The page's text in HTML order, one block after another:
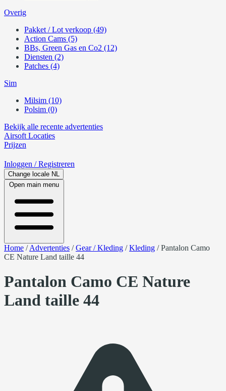
Overig
Pakket / Lot verkoop (49)
Action Cams (5)
BBs, Green Gas en Co2 (12)
Diensten (2)
Patches (4)
Sim
Milsim (10)
Polsim (0)
Bekijk alle recente advertenties
Airsoft Locaties
Prijzen
Inloggen / Registreren
Change locale NL
Open main menu
Home /Advertenties /Gear / Kleding /Kleding /Pantalon Camo
CE Nature Land taille 44
Pantalon Camo CE Nature
Land taille 44